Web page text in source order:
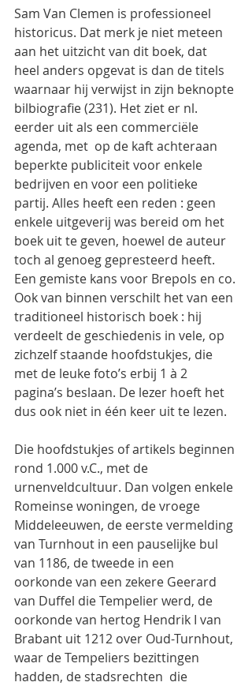
Sam Van Clemen is professioneel
historicus. Dat merk je niet meteen
aan het uitzicht van dit boek, dat
heel anders opgevat is dan de titels
waarnaar hij verwijst in zijn beknopte
bilbiografie (231). Het ziet er nl.
eerder uit als een commerciële
agenda, met  op de kaft achteraan
beperkte publiciteit voor enkele
bedrijven en voor een politieke
partij. Alles heeft een reden : geen
enkele uitgeverij was bereid om het
boek uit te geven, hoewel de auteur
toch al genoeg gepresteerd heeft.
Een gemiste kans voor Brepols en co.
Ook van binnen verschilt het van een
traditioneel historisch boek : hij
verdeelt de geschiedenis in vele, op
zichzelf staande hoofdstukjes, die
met de leuke foto’s erbij 1 à 2
pagina’s beslaan. De lezer hoeft het
dus ook niet in één keer uit te lezen.
Die hoofdstukjes of artikels beginnen
rond 1.000 v.C., met de
urnenveldcultuur. Dan volgen enkele
Romeinse woningen, de vroege
Middeleeuwen, de eerste vermelding
van Turnhout in een pauselijke bul
van 1186, de tweede in een
oorkonde van een zekere Geerard
van Duffel die Tempelier werd, de
oorkonde van hertog Hendrik I van
Brabant uit 1212 over Oud-Turnhout,
waar de Tempeliers bezittingen
hadden, de stadsrechten  die